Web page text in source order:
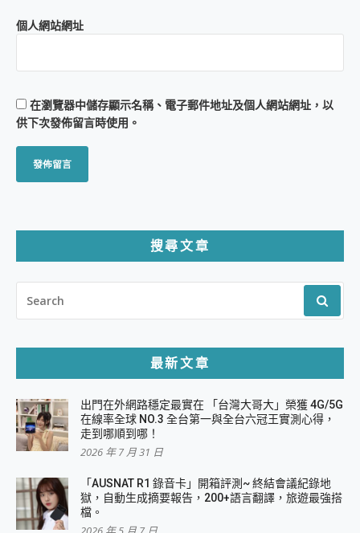
個人網站網址
在瀏覽器中儲存顯示名稱、電子郵件地址及個人網站網址，以
供下次發佈留言時使用。
搜尋文章
FOR:
最新文章
出門在外網路穩定最實在 「台灣大哥大」榮獲 4G/5G
在線率全球 NO.3 全台第一與全台六冠王實測心得，
走到哪順到哪！
2026 年 7 月 31 日
「AUSNAT R1 錄音卡」開箱評測~ 終結會議紀錄地
獄，自動生成摘要報告，200+語言翻譯，旅遊最強搭
檔。